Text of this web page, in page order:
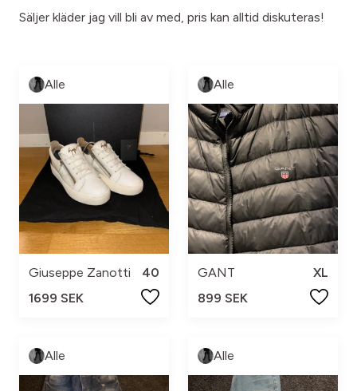
Säljer kläder jag vill bli av med, pris kan alltid diskuteras!
Alle
Giuseppe Zanotti
40
1699 SEK
Alle
GANT
XL
899 SEK
Alle Alle